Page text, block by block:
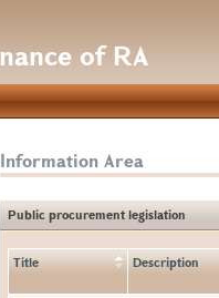
of RA
Information Area
Public procurement legislation
Title Description